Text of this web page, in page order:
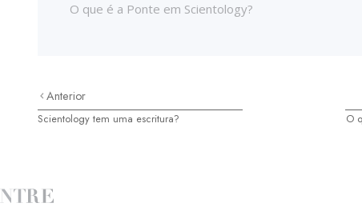
O que é a Ponte em Scientology?
Anterior
Scientology tem uma escritura? O